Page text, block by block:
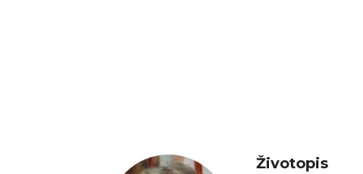
Životopis